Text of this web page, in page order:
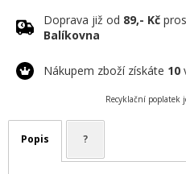
Doprava již od 89,- Kč
Balíkovna
Nákupem zboží získáte 10
Recyklační poplatek
Popis ?